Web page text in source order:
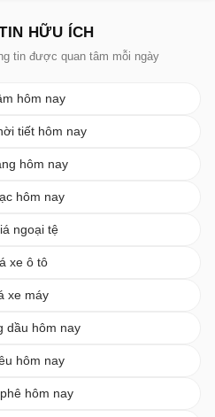
HỮU ÍCH
tin được quan tâm mỗi ngày
hôm nay
tiết hôm nay
hôm nay
hôm nay
ngoại tệ
xe ô tô
xe máy
dầu hôm nay
hôm nay
hôm nay